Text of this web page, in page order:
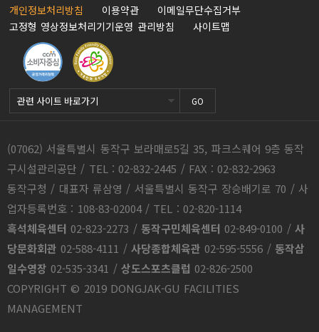
개인정보처리방침 이용약관
이메일무단수집거부
고정형 영상정보처리기기운영 관리방침
사이트맵
GO
(07062) 서울특별시 동작구 보라매로5길 35, 파크스퀘어 9층 동작
구시설관리공단 / TEL : 02-832-2445 / FAX : 02-832-2963
동작구청 / 대표자 류삼영 / 서울특별시 동작구 장승배기로 70 / 사
업자등록번호 : 108-83-02004 / TEL : 02-820-1114
흑석체육센터 02-823-2273 / 동작구민체육센터 02-849-0100 / 사
당문화회관 02-588-4111 / 사당종합체육관 02-595-5556 / 동작삼
일수영장 02-535-3341 / 상도스포츠클럽 02-826-2500
COPYRIGHT © 2019 DONGJAK-GU FACILITIES
MANAGEMENT